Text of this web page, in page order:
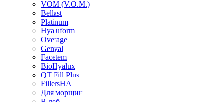
VOM (V.O.M.)
Bellast
Platinum
Hyaluform
Overage
Genyal
Facetem
BioHyalux
QT Fill Plus
FillersHA
Для морщин